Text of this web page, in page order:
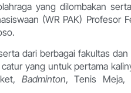
yang dilombakan
(WR PAK) Profesor
dari berbagai fakultas
yang untuk pertama
Badminton, Tenis Meja,